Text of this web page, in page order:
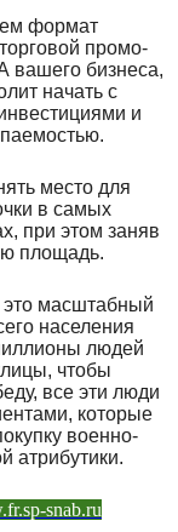
формат
промо-
вашего бизнеса,
начать с
и
место для
в самых
при этом заняв
площадь.
масштабный
населения
людей
чтобы
все эти люди
которые
военно-
атрибутики.
snab.ru